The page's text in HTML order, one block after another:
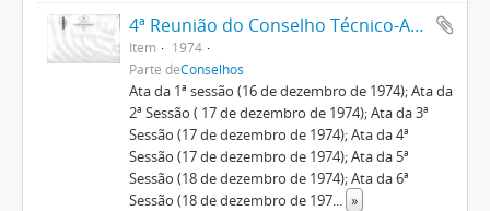
4ª Reunião do Conselho Técnico-Administrativo
Item
1974
Parte deConselhos
Ata da 1ª sessão (16 de dezembro de 1974); Ata da
2ª Sessão ( 17 de dezembro de 1974); Ata da 3ª
Sessão (17 de dezembro de 1974); Ata da 4ª
Sessão (17 de dezembro de 1974); Ata da 5ª
Sessão (18 de dezembro de 1974); Ata da 6ª
Sessão (18 de dezembro de 197... »